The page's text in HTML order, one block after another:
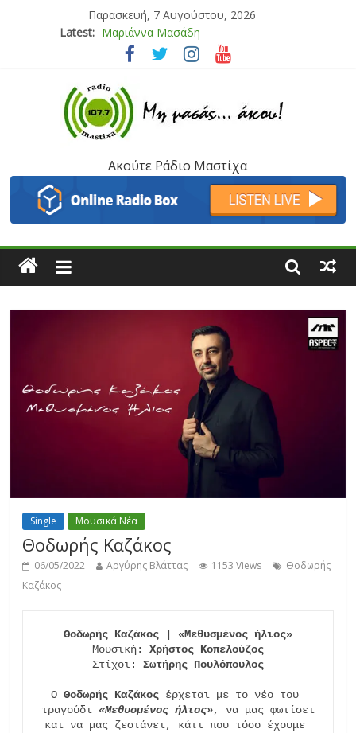
Παρασκευή, 7 Αυγούστου, 2026
Latest: Μαριάννα Μασάδη
Τάνια Μπρεάζου
Μάνος Τρυπιάς & Γιώργος Στρατάκης
Ιορδάνης Αγαπητός
Ακούτε Ράδιο Μαστίχα
Single Μουσικά Νέα
Θοδωρής Καζάκος
06/05/2022 Αργύρης Βλάττας 1153 Views
Θοδωρής
Καζάκος
Θοδωρής Καζάκος | «Μεθυσμένος ήλιος»
Μουσική: Χρήστος Κοπελούζος
Στίχοι: Σωτήρης Πουλόπουλος
Ο Θοδωρής Καζάκος έρχεται με το νέο του
τραγούδι «Μεθυσμένος ήλιος», να μας φωτίσει
και να μας ζεστάνει, κάτι που τόσο έχουμε